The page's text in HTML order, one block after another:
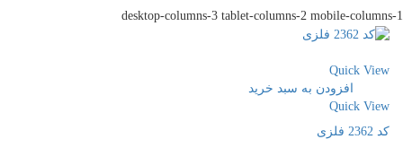
desktop-columns-3 tablet-columns-2 mobile-columns-1
Quick View
افزودن به سبد خرید
Quick View
کد 2362 فلزی